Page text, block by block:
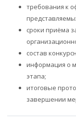
требования к
сроки приёма
состав
информация о
этапа;
итоговые
завершении